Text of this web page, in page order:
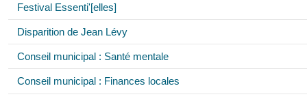
Festival Essenti'[elles]
Disparition de Jean Lévy
Conseil municipal : Santé mentale
Conseil municipal : Finances locales